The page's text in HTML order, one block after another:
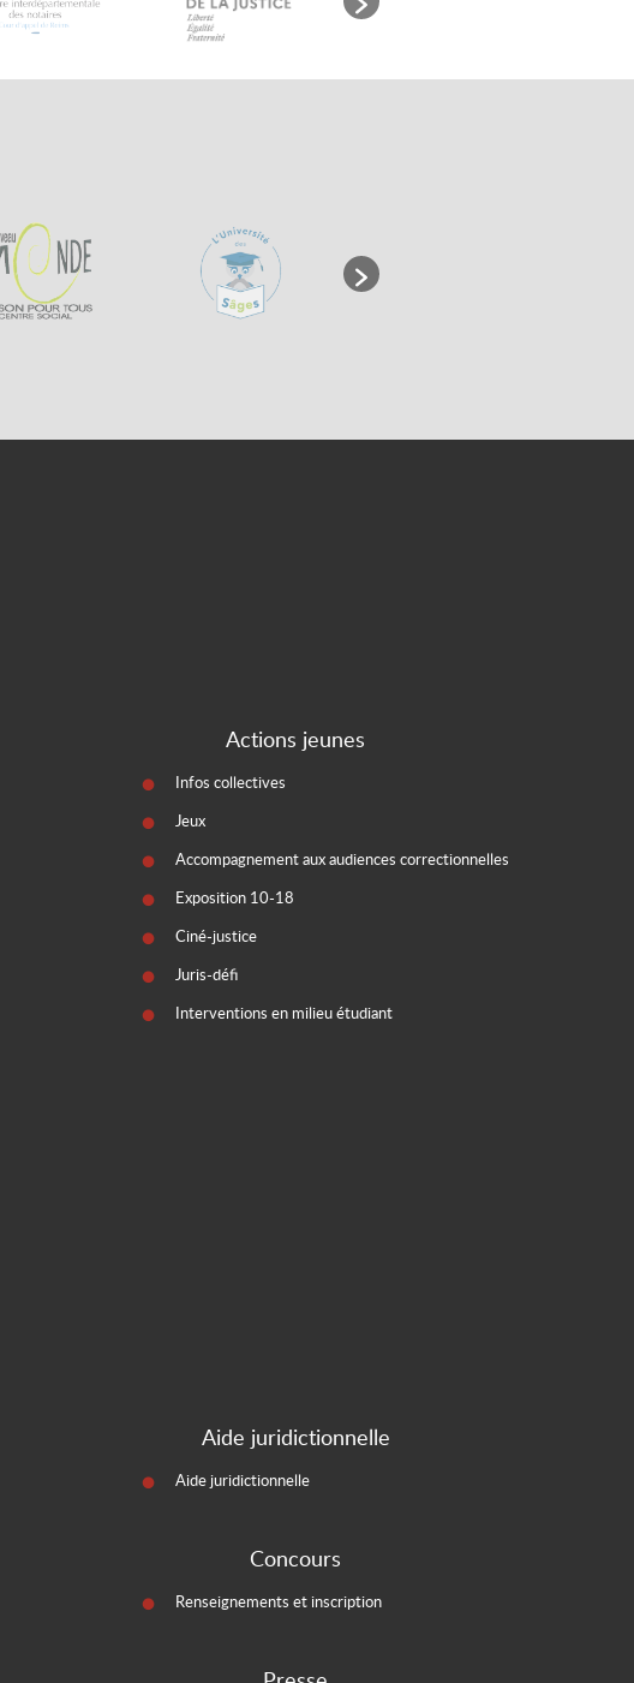
Actions jeunes
Infos collectives
Jeux
Accompagnement aux audiences correctionnelles
Exposition 10-18
Ciné-justice
Juris-défi
Interventions en milieu étudiant
Aide juridictionnelle
Aide juridictionnelle
Concours
Renseignements et inscription